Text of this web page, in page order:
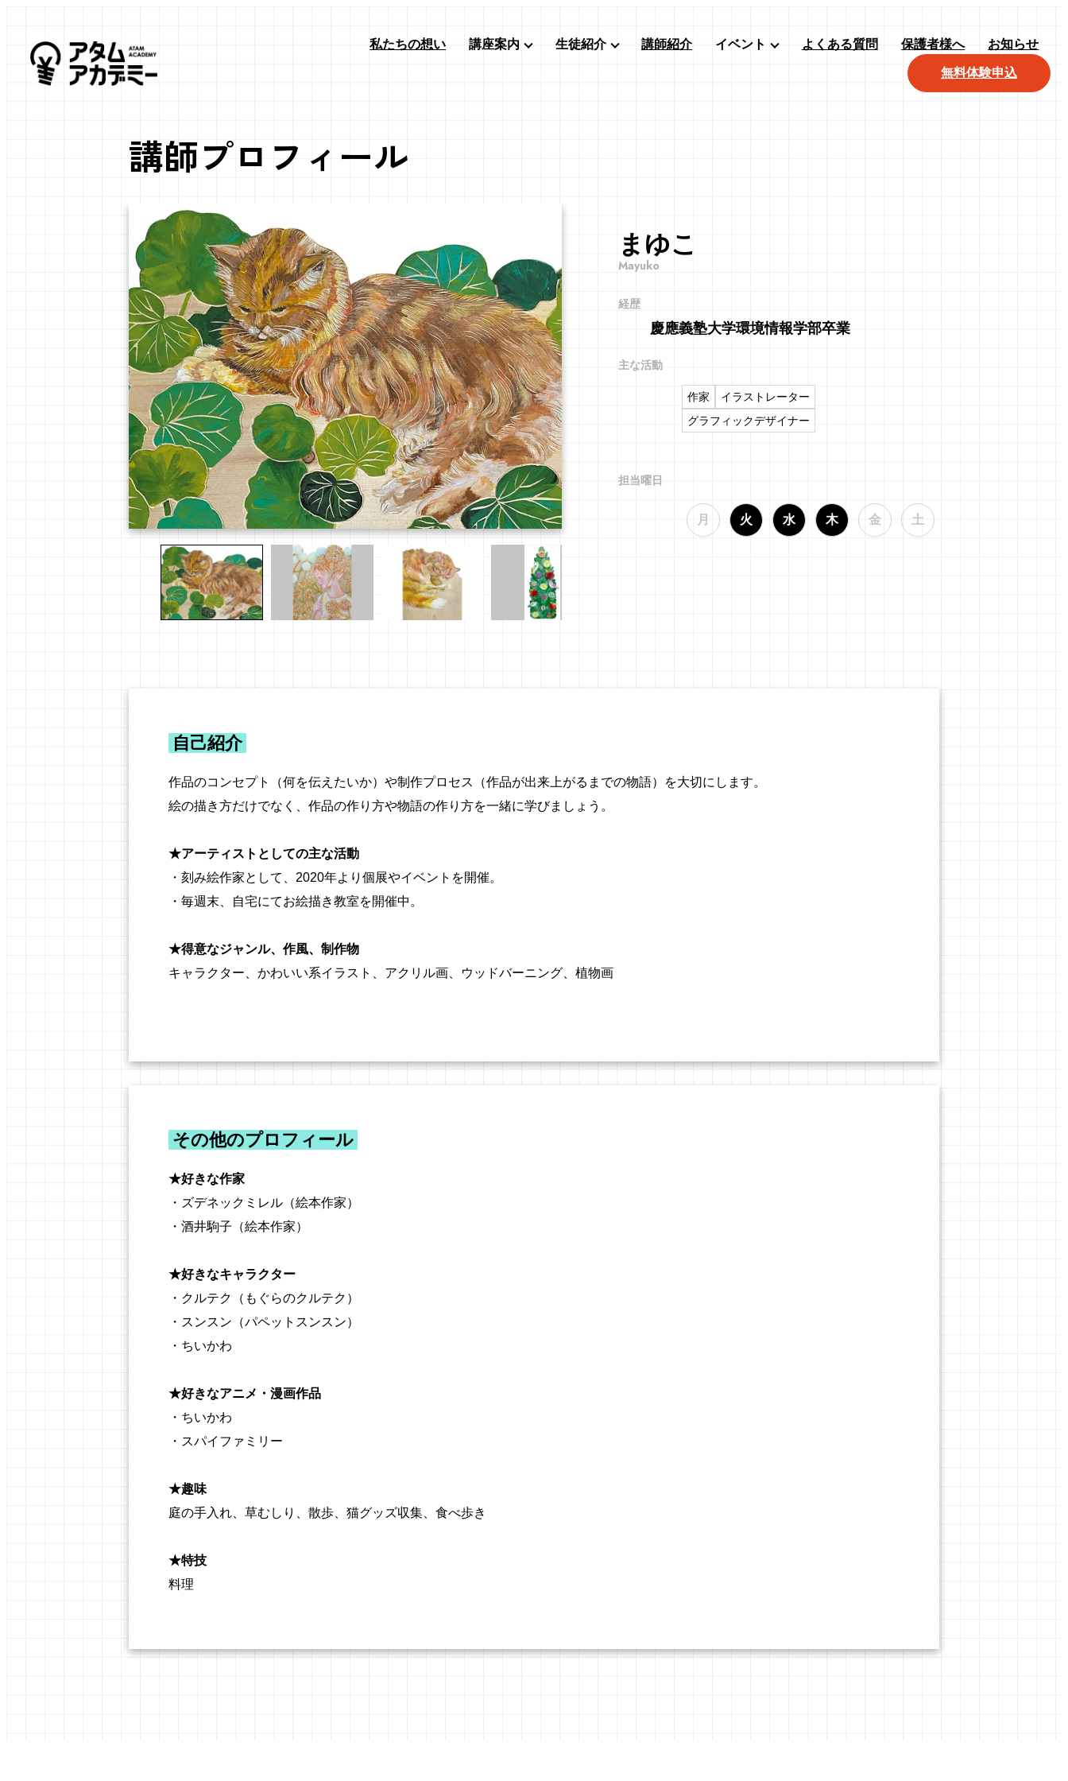
私たちの想い 講座案内 生徒紹介 講師紹介 イベント よくある質問 保護者様へ お知らせ
無料体験申込
講師プロフィール
まゆこ
経歴
慶應義塾大学環境情報学部卒業
主な活動
作家
イラストレーター
グラフィックデザイナー
担当曜日
月 火 水 木 金 土
自己紹介
作品のコンセプト（何を伝えたいか）や制作プロセス（作品が出来上がるまでの物語）を大切にします。
絵の描き方だけでなく、作品の作り方や物語の作り方を一緒に学びましょう。
★アーティストとしての主な活動
・刻み絵作家として、2020年より個展やイベントを開催。
・毎週末、自宅にてお絵描き教室を開催中。
★得意なジャンル、作風、制作物
キャラクター、かわいい系イラスト、アクリル画、ウッドバーニング、植物画
その他のプロフィール
★好きな作家
・ズデネックミレル（絵本作家）
・酒井駒子（絵本作家）
★好きなキャラクター
・クルテク（もぐらのクルテク）
・スンスン（パペットスンスン）
・ちいかわ
★好きなアニメ・漫画作品
・ちいかわ
・スパイファミリー
★趣味
庭の手入れ、草むしり、散歩、猫グッズ収集、食べ歩き
★特技
料理